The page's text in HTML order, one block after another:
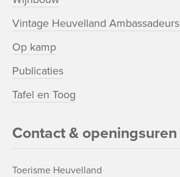
Vintage Heuvelland Ambassadeurs
Op kamp
Publicaties
Tafel en Toog
Contact & openingsuren
Toerisme Heuvelland